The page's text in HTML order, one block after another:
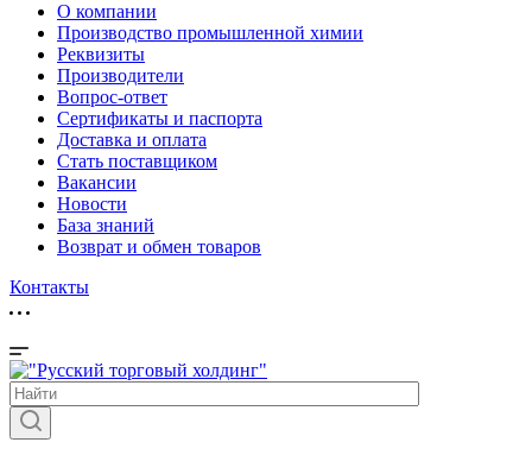
О компании
Производство промышленной химии
Реквизиты
Производители
Вопрос-ответ
Сертификаты и паспорта
Доставка и оплата
Стать поставщиком
Вакансии
Новости
База знаний
Возврат и обмен товаров
Контакты